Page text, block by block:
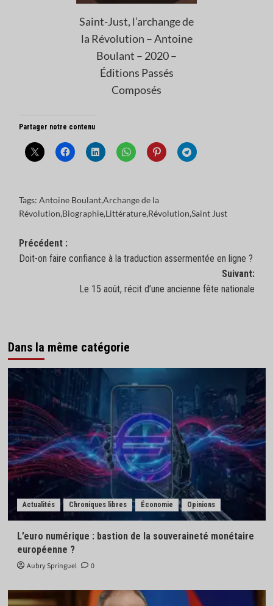
Saint-Just, l’archange de
la Révolution – Antoine
Boulant – 2020 –
Éditions Passés
Composés
Partager notre contenu
Tags: Antoine Boulant,Archange de la
Révolution,Biographie,Littérature,Révolution,Saint Just
Navigation
d’article
Précédent :
Doit-on faire confiance à la traduction assermentée en ligne ?
Suivant:
Le 15 août, récit d’une ancienne fête nationale
Dans la même catégorie
Actualités Chroniques libres Économie Opinions
L’euro numérique : bastion de la souveraineté monétaire
européenne ?
Aubry Springuel 0